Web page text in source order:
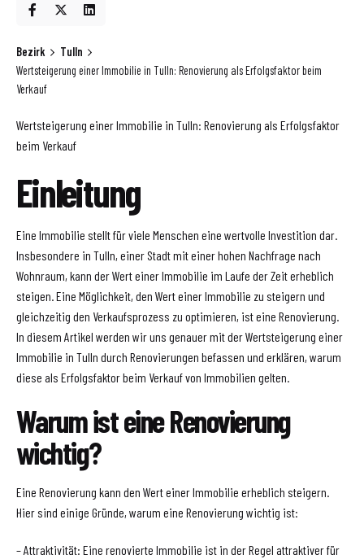
Bezirk
Tulln
Wertsteigerung einer Immobilie in Tulln: Renovierung als Erfolgsfaktor beim
Verkauf
Wertsteigerung einer Immobilie in Tulln: Renovierung als Erfolgsfaktor
beim Verkauf
Einleitung
Eine Immobilie stellt für viele Menschen eine wertvolle Investition dar.
Insbesondere in Tulln, einer Stadt mit einer hohen Nachfrage nach
Wohnraum, kann der Wert einer Immobilie im Laufe der Zeit erheblich
steigen. Eine Möglichkeit, den Wert einer Immobilie zu steigern und
gleichzeitig den Verkaufsprozess zu optimieren, ist eine Renovierung.
In diesem Artikel werden wir uns genauer mit der Wertsteigerung einer
Immobilie in Tulln durch Renovierungen befassen und erklären, warum
diese als Erfolgsfaktor beim Verkauf von Immobilien gelten.
Warum ist eine Renovierung
wichtig?
Eine Renovierung kann den Wert einer Immobilie erheblich steigern.
Hier sind einige Gründe, warum eine Renovierung wichtig ist:
– Attraktivität: Eine renovierte Immobilie ist in der Regel attraktiver für